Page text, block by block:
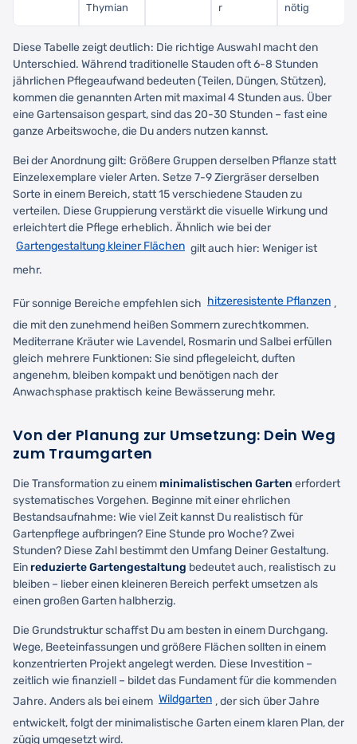
Thymian
r
nötig
Diese Tabelle zeigt deutlich: Die richtige Auswahl macht den
Unterschied. Während traditionelle Stauden oft 6-8 Stunden
jährlichen Pflegeaufwand bedeuten (Teilen, Düngen, Stützen),
kommen die genannten Arten mit maximal 4 Stunden aus. Über
eine Gartensaison gespart, sind das 20-30 Stunden – fast eine
ganze Arbeitswoche, die Du anders nutzen kannst.
Bei der Anordnung gilt: Größere Gruppen derselben Pflanze statt
Einzelexemplare vieler Arten. Setze 7-9 Ziergräser derselben
Sorte in einem Bereich, statt 15 verschiedene Stauden zu
verteilen. Diese Gruppierung verstärkt die visuelle Wirkung und
erleichtert die Pflege erheblich. Ähnlich wie bei der
Gartengestaltung kleiner Flächen gilt auch hier: Weniger ist
mehr.
Für sonnige Bereiche empfehlen sich hitzeresistente Pflanzen ,
die mit den zunehmend heißen Sommern zurechtkommen.
Mediterrane Kräuter wie Lavendel, Rosmarin und Salbei erfüllen
gleich mehrere Funktionen: Sie sind pflegeleicht, duften
angenehm, bleiben kompakt und benötigen nach der
Anwachsphase praktisch keine Bewässerung mehr.
Von der Planung zur Umsetzung: Dein Weg
zum Traumgarten
Die Transformation zu einem minimalistischen Garten erfordert
systematisches Vorgehen. Beginne mit einer ehrlichen
Bestandsaufnahme: Wie viel Zeit kannst Du realistisch für
Gartenpflege aufbringen? Eine Stunde pro Woche? Zwei
Stunden? Diese Zahl bestimmt den Umfang Deiner Gestaltung.
Ein reduzierte Gartengestaltung bedeutet auch, realistisch zu
bleiben – lieber einen kleineren Bereich perfekt umsetzen als
einen großen Garten halbherzig.
Die Grundstruktur schaffst Du am besten in einem Durchgang.
Wege, Beeteinfassungen und größere Flächen sollten in einem
konzentrierten Projekt angelegt werden. Diese Investition –
zeitlich wie finanziell – bildet das Fundament für die kommenden
Jahre. Anders als bei einem Wildgarten , der sich über Jahre
entwickelt, folgt der minimalistische Garten einem klaren Plan, der
zügig umgesetzt wird.